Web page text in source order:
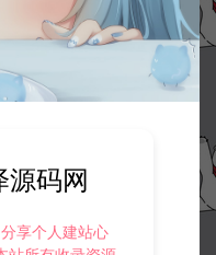
源码网
享个人建站心